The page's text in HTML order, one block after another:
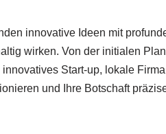
innovative Ideen mit
wirken. Von der initialen
Start-up, lokale
und Ihre Botschaft